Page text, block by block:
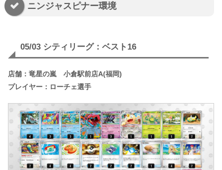
ニンジャスピナー環境
05/03 シティリーグ：ベスト16
店舗：竜星の嵐 小倉駅前店A(福岡)
プレイヤー：ローチェ選手